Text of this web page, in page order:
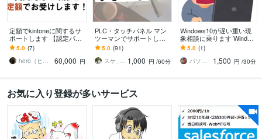
定額でkintoneに関するサ
ポートします 【認定パー
トナー】中小企業のkinton
eシステムを定額開発
5.0 (7)
hero（ヒーロー）｜kintone
60,000 円
PLC・タッチパネル マン
ツーマンでサポートしま
す 画面共有を使ったマン
ツーマン形式で丁寧にサ
ポートします
5.0 (91)
スケ_PLC教室 1,000 円 /60分
Windows10が遅い重い現
象相談に乗ります Window
s10のサポートが残り僅か
なんとか最後のあがき
5.0 (1)
パソコントラブル対応のミライスコープ
1,500 円 /30分
お気に入り登録が多いサービス